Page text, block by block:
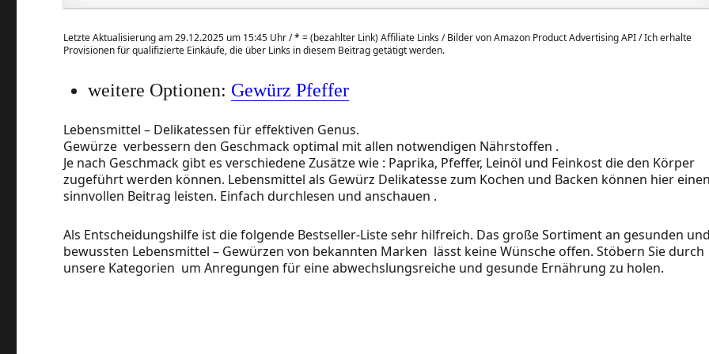
Letzte Aktualisierung am 29.12.2025 um 15:45 Uhr /* = (bezahlter Link) Affiliate Links / Bilder von Amazon Product Advertising API / Ich erhalte
Provisionen für qualifizierte Einkäufe, die über Links in diesem Beitrag getätigt werden.
weitere Optionen: Gewürz Pfeffer
Lebensmittel – Delikatessen für effektiven Genus.
Gewürze verbessern den Geschmack optimal mit allen notwendigen Nährstoffen .
Je nach Geschmack gibt es verschiedene Zusätze wie : Paprika, Pfeffer, Leinöl und Feinkost die den Körper
zugeführt werden können. Lebensmittel als Gewürz Delikatesse zum Kochen und Backen können hier
sinnvollen Beitrag leisten. Einfach durchlesen und anschauen .
Als Entscheidungshilfe ist die folgende Bestseller-Liste sehr hilfreich. Das große Sortiment an gesunden
bewussten Lebensmittel – Gewürzen von bekannten Marken lässt keine Wünsche offen. Stöbern Sie durch
unsere Kategorien um Anregungen für eine abwechslungsreiche und gesunde Ernährung zu holen.